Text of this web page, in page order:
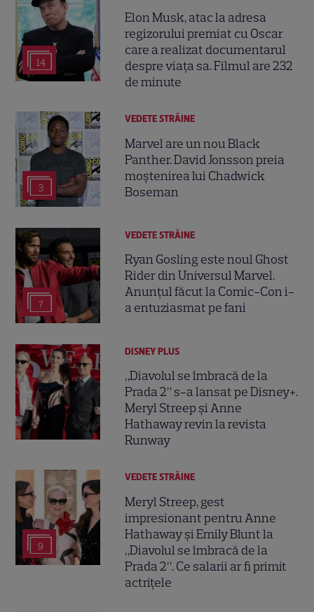
14
Elon Musk, atac la adresa
regizorului premiat cu Oscar
care a realizat documentarul
despre viața sa. Filmul are 232
de minute
3
VEDETE STRĂINE
Marvel are un nou Black
Panther. David Jonsson preia
moștenirea lui Chadwick
Boseman
7
VEDETE STRĂINE
Ryan Gosling este noul Ghost
Rider din Universul Marvel.
Anunțul făcut la Comic-Con i-
a entuziasmat pe fani
DISNEY PLUS
„Diavolul se îmbracă de la
Prada 2” s-a lansat pe Disney+.
Meryl Streep și Anne
Hathaway revin la revista
Runway
9
VEDETE STRĂINE
Meryl Streep, gest
impresionant pentru Anne
Hathaway și Emily Blunt la
„Diavolul se îmbracă de la
Prada 2”. Ce salarii ar fi primit
actrițele